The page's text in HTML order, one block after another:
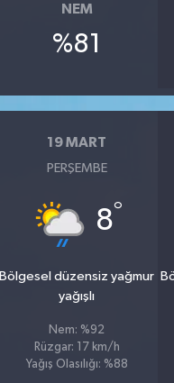
NEM
%81
19 MART
PERŞEMBE
8°
Bölgesel düzensiz yağmur
yağışlı
Nem: %92
Rüzgar: 17 km/h
Yağış Olasılığı: %88